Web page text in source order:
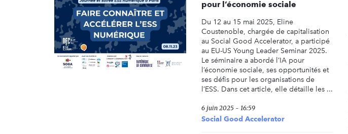
pour l’économie sociale
Du 12 au 15 mai 2025, Eline
Coustenoble, chargée de capitalisation
au Social Good Accelerator, a participé
au EU-US Young Leader Seminar 2025.
Le séminaire a abordé l’IA pour
l’économie sociale, ses opportunités et
ses défis pour les organisations de
l’ESS. Dans cet article, elle détaille les ...
6 juin 2025 - 16:59
Social Good Accelerator